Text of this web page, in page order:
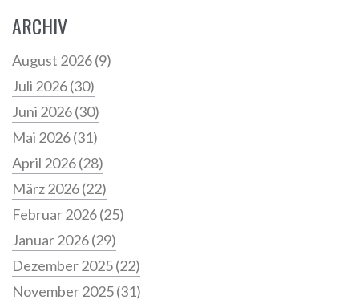
ARCHIV
August 2026(9)
Juli 2026(30)
Juni 2026(30)
Mai 2026(31)
April 2026(28)
März 2026(22)
Februar 2026(25)
Januar 2026(29)
Dezember 2025(22)
November 2025(31)